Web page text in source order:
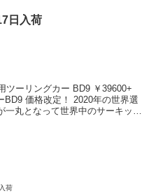
日入荷
ーリングカー BD9 ￥39600+
価格改定！ 2020年の世界選
丸となって世界中のサーキット
荷